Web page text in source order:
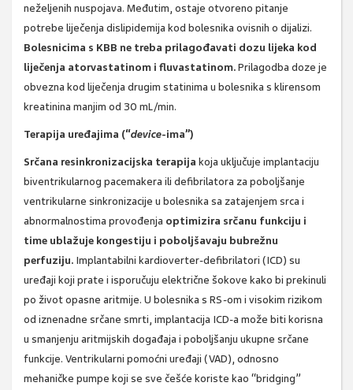
neželjenih nuspojava. Međutim, ostaje otvoreno pitanje
potrebe liječenja dislipidemija kod bolesnika ovisnih o dijalizi.
Bolesnicima s KBB ne treba prilagođavati dozu lijeka kod
liječenja atorvastatinom i fluvastatinom.Prilagodba doze je
obvezna kod liječenja drugim statinima u bolesnika s klirensom
kreatinina manjim od 30 mL/min.
Terapija uređajima (“device-ima”)
Srčana resinkronizacijska terapija koja uključuje implantaciju
biventrikularnog pacemakera ili defibrilatora za poboljšanje
ventrikularne sinkronizacije u bolesnika sa zatajenjem srca i
abnormalnostima provođenja optimizira srčanu funkciju i
time ublažuje kongestiju i poboljšavaju bubrežnu
perfuziju. Implantabilni kardioverter-defibrilatori (ICD) su
uređaji koji prate i isporučuju električne šokove kako bi prekinuli
po život opasne aritmije. U bolesnika s RS-om i visokim rizikom
od iznenadne srčane smrti, implantacija ICD-a može biti korisna
u smanjenju aritmijskih događaja i poboljšanju ukupne srčane
funkcije. Ventrikularni pomoćni uređaji (VAD), odnosno
mehaničke pumpe koji se sve češće koriste kao “bridging”